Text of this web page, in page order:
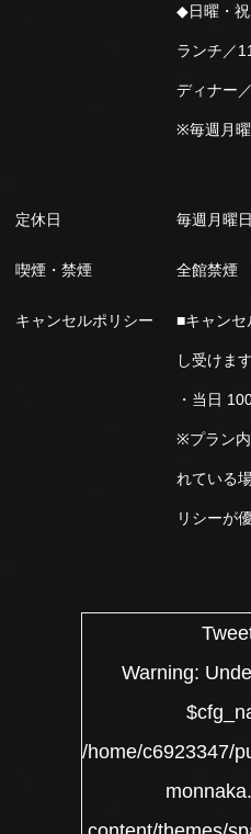
◆日曜・祝
ランチ／
ディナー
※毎週月
定休日 毎週月曜
喫煙・禁煙 全館禁煙
キャンセルポリシー ■キャンセ
し受けます
・当日
※プラン内
れている
リシーが
Warning:
/home/c6923347/